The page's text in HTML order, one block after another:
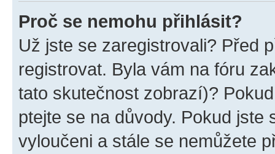
Proč se nemohu přihlásit?
Už jste se zaregistrovali? Před
registrovat. Byla vám na fóru
tato skutečnost zobrazí)?
ptejte se na důvody. Pokud jste
vyloučeni a stále se nemůžete